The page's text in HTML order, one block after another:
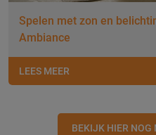
Spelen met zon en
Ambiance
LEES MEER
BEKIJK HIER NOG